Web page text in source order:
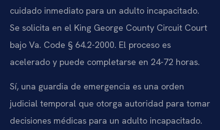
cuidado inmediato para un adulto incapacitado.
Se solicita en el King George County Circuit Court
bajo Va. Code § 64.2-2000. El proceso es
acelerado y puede completarse en 24-72 horas.
Sí, una guardia de emergencia es una orden
judicial temporal que otorga autoridad para tomar
decisiones médicas para un adulto incapacitado.